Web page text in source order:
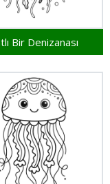
Bir Denizanası